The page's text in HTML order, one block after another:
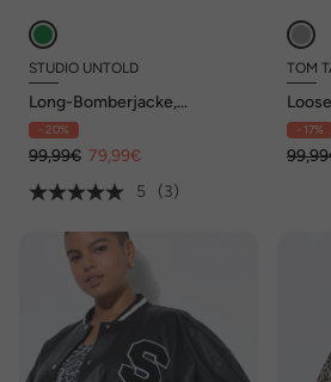
STUDIO UNTOLD
Long-Bomberjacke,
oversized, Collegekragen
- 20%
99,99€ 79,99€
5
(3)
TOM
- 17%